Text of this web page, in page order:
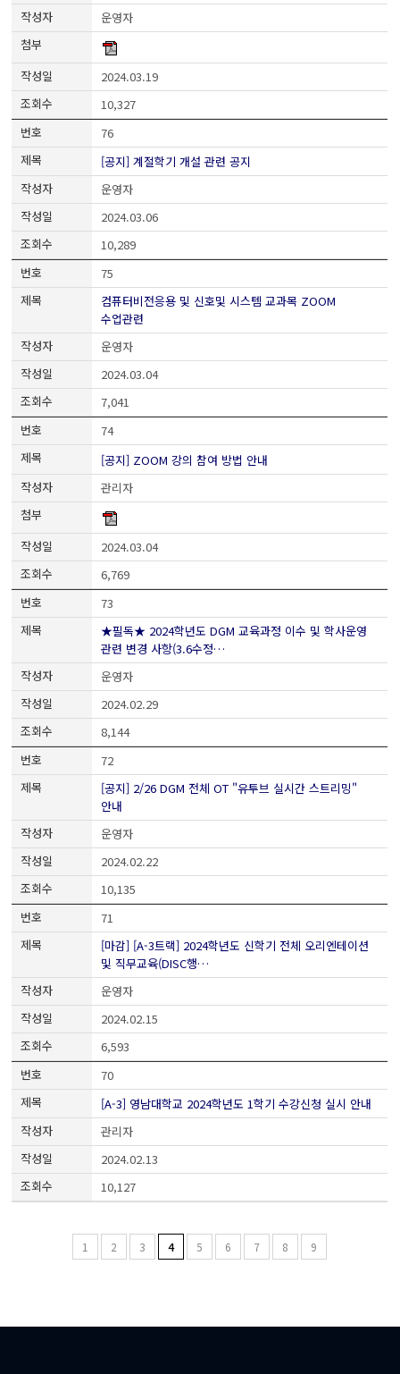
운영자
2024.03.19
10,327
76
[공지] 계절학기 개설 관련 공지
운영자
2024.03.06
10,289
75
컴퓨터비전응용 및 신호및 시스템 교과목 ZOOM
수업관련
운영자
2024.03.04
7,041
74
[공지] ZOOM 강의 참여 방법 안내
관리자
2024.03.04
6,769
73
★필독★ 2024학년도 DGM 교육과정 이수 및 학사운영
관련 변경 사항(3.6수정…
운영자
2024.02.29
8,144
72
[공지] 2/26 DGM 전체 OT "유투브 실시간 스트리밍"
안내
운영자
2024.02.22
10,135
71
[마감] [A-3트랙] 2024학년도 신학기 전체 오리엔테이션
및 직무교육(DISC행…
운영자
2024.02.15
6,593
70
[A-3] 영남대학교 2024학년도 1학기 수강신청 실시 안내
관리자
2024.02.13
10,127
1 2 3 4 5 6 7 8 9